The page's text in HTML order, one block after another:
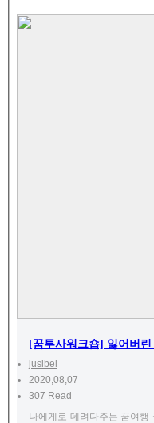
[꿈투사워크숍] 잃어버린
jusibel
2020,08,07
307 Read
나에게로 데려다주는 꿈여